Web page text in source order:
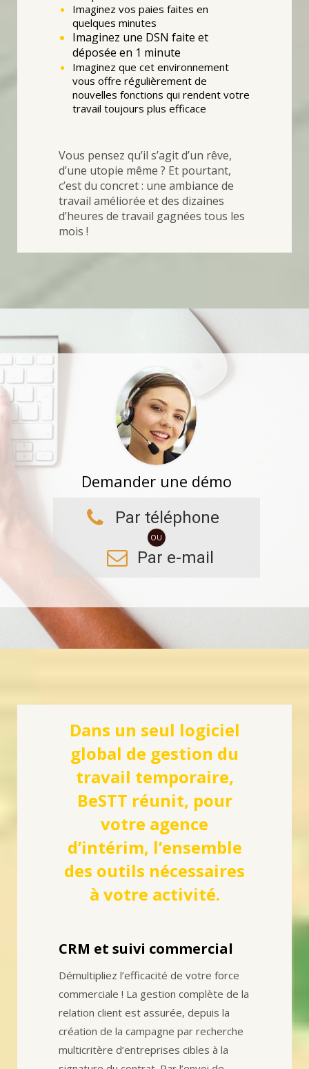
Imaginez vos paies faites en
quelques minutes
Imaginez une DSN faite et
déposée en 1 minute
Imaginez que cet environnement
vous offre régulièrement de
nouvelles fonctions qui rendent votre
travail toujours plus efficace
Vous pensez qu’il s’agit d’un rêve,
d’une utopie même ? Et pourtant,
c’est du concret : une ambiance de
travail améliorée et des dizaines
d’heures de travail gagnées tous les
mois !
Demander une démo
Par téléphone
OU
Par e-mail
Dans un seul logiciel
global de gestion du
travail temporaire,
BeSTT réunit, pour
votre agence
d’intérim, l’ensemble
des outils nécessaires
à votre activité.
CRM et suivi commercial
Démultipliez l’efficacité de votre force
commerciale ! La gestion complète de la
relation client est assurée, depuis la
création de la campagne par recherche
multicritère d’entreprises cibles à la